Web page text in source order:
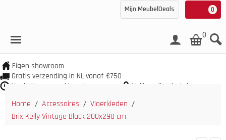
0
Mijn MeubelDeals
0
Eigen showroom
Gratis verzending in NL vanaf €750
Veel uit voorraad leverbaar
Veilig online betalen
Home / Accessoires / Vloerkleden /
Brix Kelly Vintage Black 200x290 cm